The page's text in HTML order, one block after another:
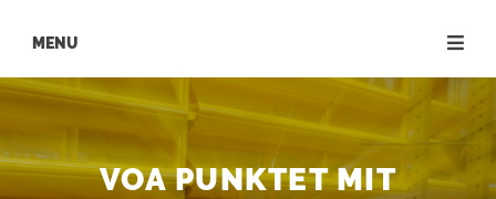
navigation
VOA PUNKTET MIT